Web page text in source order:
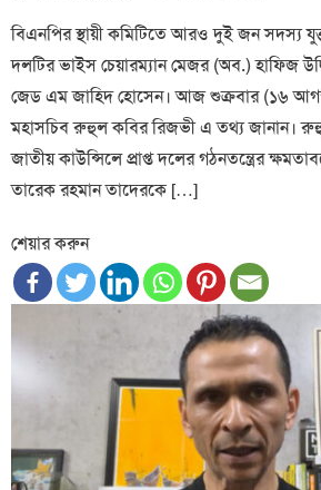
বিএনপির স্থায়ী কমিটিতে আরও দুই জন সদস্য
দলটির ভাইস চেয়ারম্যান মেজর (অব.) হাফিজ
জেড এম জাহিদ হোসেন। আজ শুক্রবার (১৬
মহাসচিব রুহুল কবির রিজভী এ তথ্য জানান।
জাতীয় কাউন্সিলে প্রাপ্ত দলের গঠনতন্ত্রের
তারেক রহমান তাদেরকে […]
শেয়ার করুন